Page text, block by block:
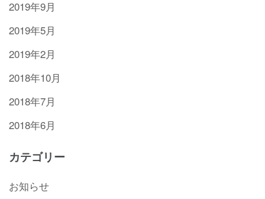
2019年9月
2019年5月
2019年2月
2018年10月
2018年7月
2018年6月
カテゴリー
お知らせ